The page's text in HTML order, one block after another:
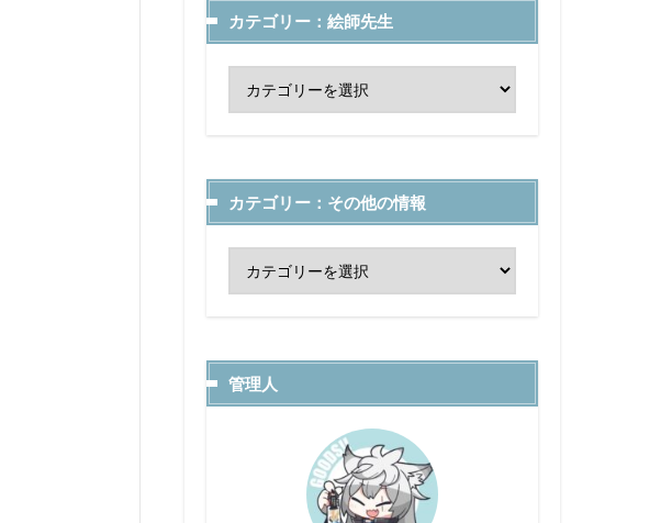
カテゴリー：絵師先生
カテゴリー：その他の情報
管理人